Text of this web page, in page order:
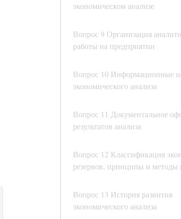
экономическом анализе
Вопрос 9 Организация
работы на предприятии
Вопрос 10 Информационные
экономического анализа
Вопрос 11 Документальное
результатов анализа
Вопрос 12 Классификация
резервов, принципы и методы
Вопрос 13 История развития
экономического анализа